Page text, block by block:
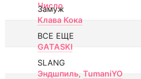
Число
Замуж
Клава Кока
ВСЕ ЕЩЕ
GATASKI
SLANG
Эндшпиль, TumaniYO